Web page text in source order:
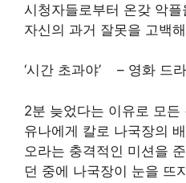
시청자들로부터 온갖 악
자신의 과거 잘못을 고백
‘시간 초과야’ – 영화 드
2분 늦었다는 이유로 모
유나에게 칼로 나국장의
오라는 충격적인 미션을
던 중에 나국장이 눈을 뜨